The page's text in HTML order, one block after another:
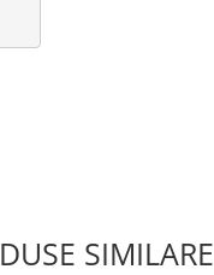
SIMILARE